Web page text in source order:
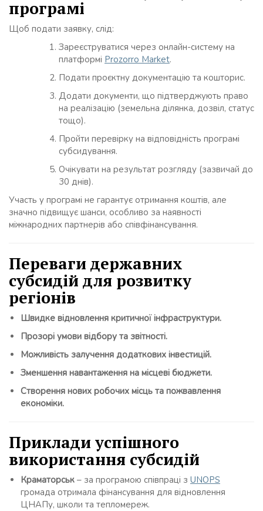
програмі
Щоб подати заявку, слід:
Зареєструватися через онлайн-систему на
платформі Prozorro Market.
Подати проєктну документацію та кошторис.
Додати документи, що підтверджують право
на реалізацію (земельна ділянка, дозвіл, статус
тощо).
Пройти перевірку на відповідність програмі
субсидування.
Очікувати на результат розгляду (зазвичай до
30 днів).
Участь у програмі не гарантує отримання коштів, але
значно підвищує шанси, особливо за наявності
міжнародних партнерів або співфінансування.
Переваги державних
субсидій для розвитку
регіонів
Швидке відновлення критичної інфраструктури.
Прозорі умови відбору та звітності.
Можливість залучення додаткових інвестицій.
Зменшення навантаження на місцеві бюджети.
Створення нових робочих місць та пожвавлення
економіки.
Приклади успішного
використання субсидій
Краматорськ – за програмою співпраці з UNOPS
громада отримала фінансування для відновлення
ЦНАПу, школи та тепломереж.